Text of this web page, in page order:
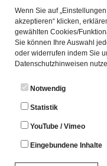
Wenn Sie auf
akzeptieren“ klicken,
gewählten Cookies/
Sie können Ihre Auswahl
oder widerrufen indem Sie
Datenschutzhinweisen
Notwendig
Statistik
YouTube / Vimeo
Eingebundene Inhalte
Was gibt’s
Die komische